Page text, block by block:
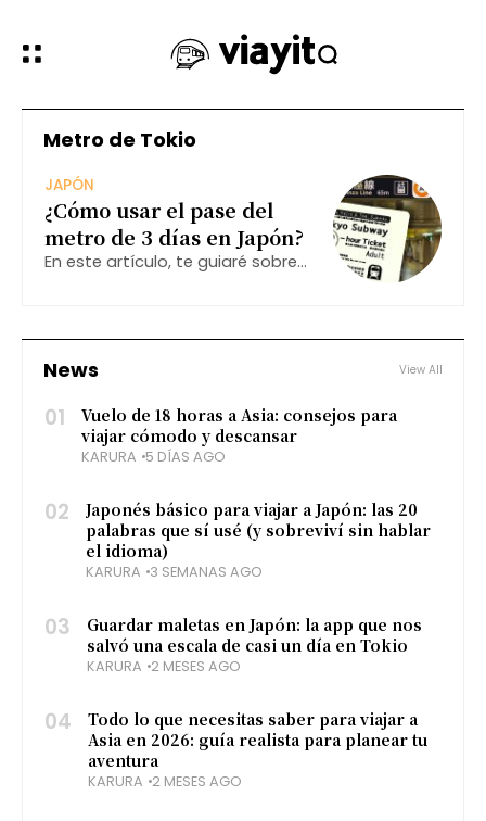
Metro de Tokio
JAPÓN
¿Cómo usar el pase del
metro de 3 días en Japón?
En este artículo, te guiaré sobre
News View All
01
Vuelo de 18 horas a Asia: consejos para
viajar cómodo y descansar
KARURA 5 DÍAS AGO
02
Japonés básico para viajar a Japón: las 20
palabras que sí usé (y sobreviví sin hablar
el idioma)
KARURA 3 SEMANAS AGO
03
Guardar maletas en Japón: la app que nos
salvó una escala de casi un día en Tokio
KARURA 2 MESES AGO
04
Todo lo que necesitas saber para viajar a
Asia en 2026: guía realista para planear tu
aventura
KARURA 2 MESES AGO